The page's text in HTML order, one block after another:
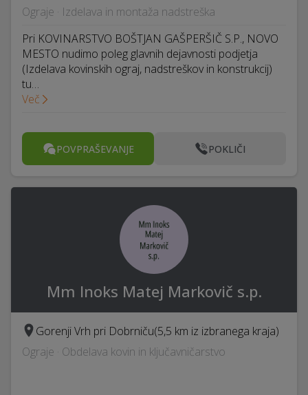
Ograje · Izdelava in montaža nadstreška
Pri KOVINARSTVO BOŠTJAN GAŠPERŠIČ S.P., NOVO
MESTO nudimo poleg glavnih dejavnosti podjetja
(Izdelava kovinskih ograj, nadstreškov in konstrukcij)
tu…
Več
POVPRAŠEVANJE POKLIČI
Mm Inoks Matej Markovič s.p.
Gorenji Vrh pri Dobrniču(5,5 km iz izbranega kraja)
Ograje · Obdelava kovin in ključavničarstvo